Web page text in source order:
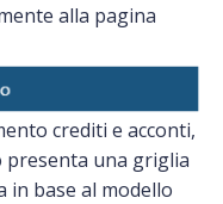
alla pagina
crediti e acconti,
presenta una griglia
in base al modello